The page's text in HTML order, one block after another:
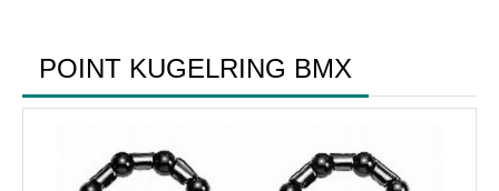
POINT KUGELRING BMX